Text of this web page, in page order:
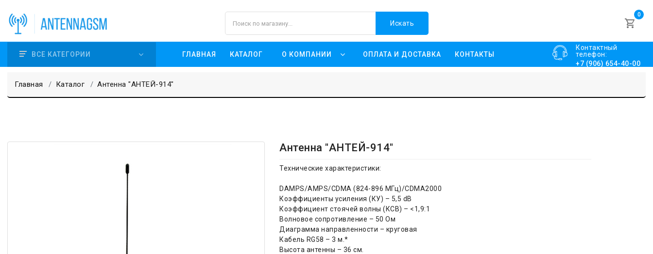
Искать
0
ВСЕ КАТЕГОРИИ ГЛАВНАЯ КАТАЛОГ О КОМПАНИИ ОПЛАТА И ДОСТАВКА КОНТАКТЫ
Контактный
телефон:
+7 (906) 654-40-00
Главная Каталог Антенна "АНТЕЙ-914"
Антенна "АНТЕЙ-914"
Технические характеристики:
DAMPS/AMPS/CDMA (824-896 МГц)/CDMA2000
Коэффициенты усиления (КУ) – 5,5 dB
Коэффициент стоячей волны (КСВ) – <1,9:1
Волновое сопротивление – 50 Ом
Диаграмма направленности – круговая
Кабель RG58 – 3 м.*
Высота антенны – 36 см.